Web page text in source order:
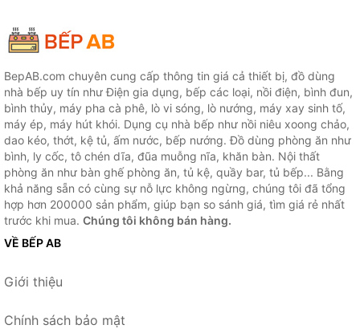
BepAB.com chuyên cung cấp thông tin giá cả thiết bị, đồ dùng
nhà bếp uy tín như Điện gia dụng, bếp các loại, nồi điện, bình đun,
bình thủy, máy pha cà phê, lò vi sóng, lò nướng, máy xay sinh tố,
máy ép, máy hút khói. Dụng cụ nhà bếp như nồi niêu xoong chảo,
dao kéo, thớt, kệ tủ, ấm nước, bếp nướng. Đồ dùng phòng ăn như
bình, ly cốc, tô chén dĩa, đũa muỗng nĩa, khăn bàn. Nội thất
phòng ăn như bàn ghế phòng ăn, tủ kệ, quầy bar, tủ bếp... Bằng
khả năng sẵn có cùng sự nỗ lực không ngừng, chúng tôi đã tổng
hợp hơn 200000 sản phẩm, giúp bạn so sánh giá, tìm giá rẻ nhất
trước khi mua. Chúng tôi không bán hàng.
VỀ BẾP AB
Giới thiệu
Chính sách bảo mật